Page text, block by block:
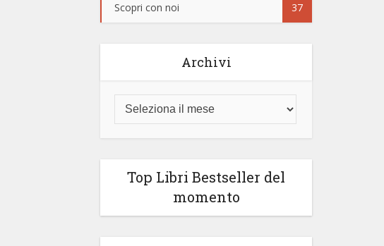
Scopri con noi 37
Archivi
Top Libri Bestseller del
momento